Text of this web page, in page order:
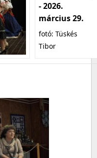
- 2026.
március 29.
fotó: Tüskés
Tibor